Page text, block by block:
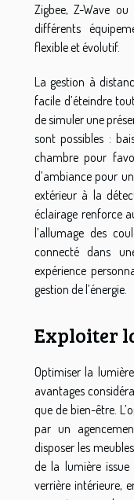
Zigbee, Z-Wave
différents
flexible et évolutif.
La gestion à
facile d’éteindre
de simuler une
sont possibles :
chambre pour
d’ambiance pour
extérieur à la
éclairage renforce
l’allumage des
connecté dans
expérience
gestion de l’énergie.
Exploiter
Optimiser la
avantages
que de bien-être.
par un
disposer les
de la lumière issue
verrière intérieure,